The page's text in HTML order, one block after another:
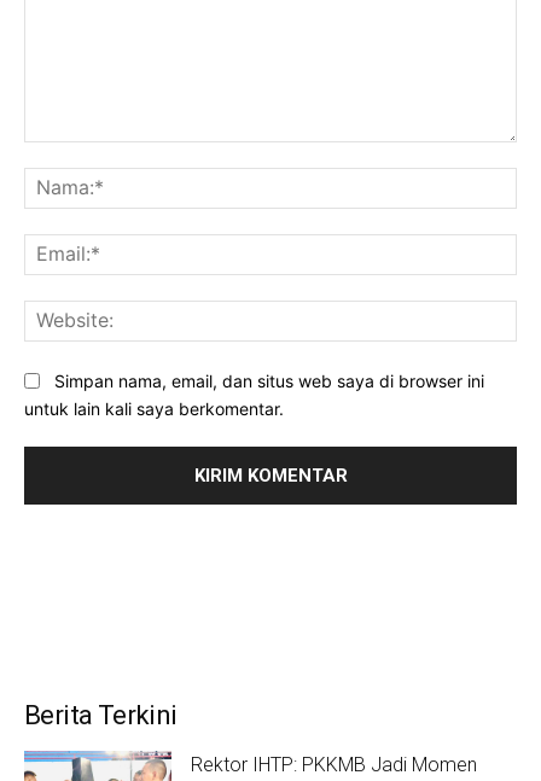
Simpan nama, email, dan situs web saya di browser ini
untuk lain kali saya berkomentar.
Berita Terkini
Rektor IHTP: PKKMB Jadi Momen